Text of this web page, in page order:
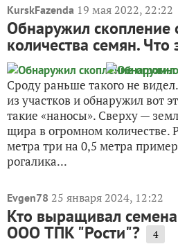
KurskFazenda 19 мая 2022, 22:22
Обнаружил скопление
количества семян. Что
Сроду раньше такого не
из участков и обнаружил вот
такие «наносы». Сверху —
щира в огромном количестве.
метра три на 0,5 метра
рогалика...
Evgen78 25 января 2024, 12:22
Кто выращивал
ООО ТПК "Рости"? 4